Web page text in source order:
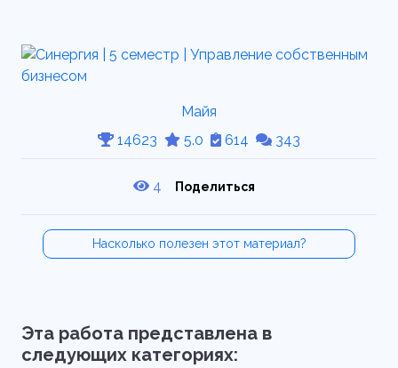
Майя
14623
5.0 614 343
4 Поделиться
Насколько полезен этот материал?
Эта работа представлена в
следующих категориях: